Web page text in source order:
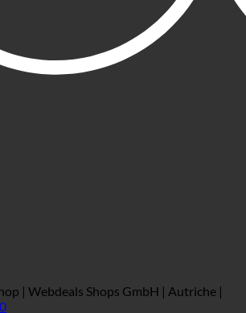
| Webdeals Shops GmbH | Autriche |